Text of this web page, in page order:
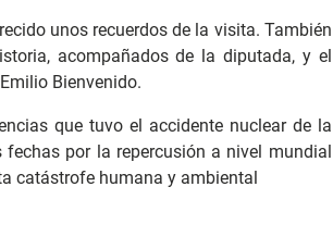
unos recuerdos de la visita. También
acompañados de la diputada, y el
Bienvenido.
que tuvo el accidente nuclear de la
por la repercusión a nivel mundial
catástrofe humana y ambiental